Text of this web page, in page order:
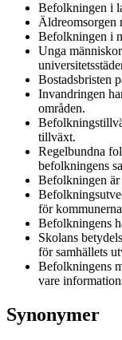
Befolkningen i
Äldreomsorgen
Befolkningen i
Unga
Bostadsbristen
Invandringen
områden.
tillväxt.
Regelbundna
befolkningens
Befolkningen är
för
Befolkningens
Skolans
för samhällets
Befolkningens
vare
Synonymer